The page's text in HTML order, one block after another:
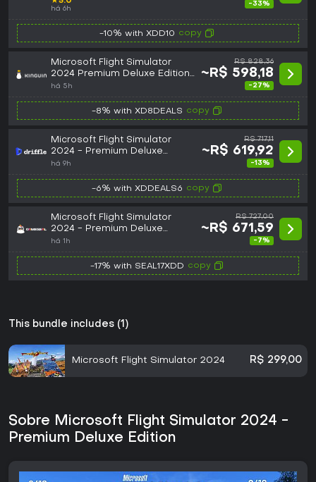
XBOX LIVE Key GLOBAL
há 6h
-33%
-10% with XDD10 copy
Microsoft Flight Simulator
2024 Premium Deluxe Edition
Xbox Series X|S / PC CD Key
há 5h
R$ 828,36
~R$ 598,18
-27%
-8% with XD8DEALS copy
Microsoft Flight Simulator
2024 - Premium Deluxe
Edition (Global) (PC / Xbox
Digital Key
há 9h
R$ 717,11
~R$ 619,92
-13%
-6% with XDDEALS6 copy
Microsoft Flight Simulator
2024 - Premium Deluxe
Edition (PC / Xbox Series X|S)
há 1h
R$ 727,00
~R$ 671,59
-7%
-17% with SEAL17XDD copy
This bundle includes (1)
Microsoft Flight Simulator 2024 R$ 299,00
Sobre Microsoft Flight Simulator 2024 -
Premium Deluxe Edition